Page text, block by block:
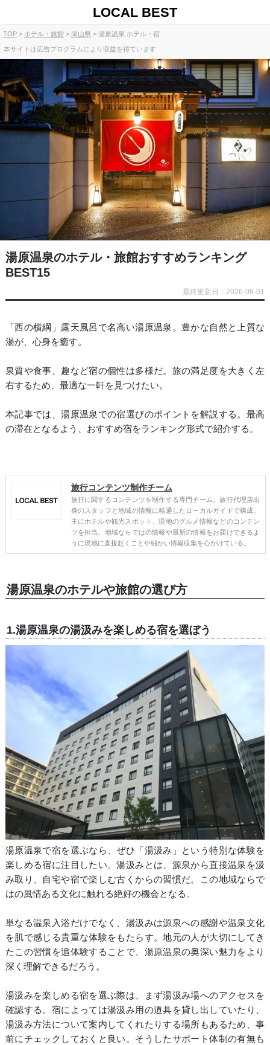
LOCAL BEST
TOP ホテル・旅館 岡山県 湯原温泉 ホテル・宿
本サイトは広告プログラムにより収益を得ています
湯原温泉のホテル・旅館おすすめランキング
BEST15
最終更新日：2026-08-01
「西の横綱」露天風呂で名高い湯原温泉。豊かな自然と上質な
湯が、心身を癒す。
泉質や食事、趣など宿の個性は多様だ。旅の満足度を大きく左
右するため、最適な一軒を見つけたい。
本記事では、湯原温泉での宿選びのポイントを解説する。最高
の滞在となるよう、おすすめ宿をランキング形式で紹介する。
旅行コンテンツ制作チーム
旅行に関するコンテンツを制作する専門チーム。旅行代理店出
身のスタッフと地域の情報に精通したローカルガイドで構成。
主にホテルや観光スポット、現地のグルメ情報などのコンテン
ツを担当。地域ならではの情報や最新の情報をお届けできるよ
うに現地に直接赴くことや細かい情報収集を心がけている。
湯原温泉のホテルや旅館の選び方
1.湯原温泉の湯汲みを楽しめる宿を選ぼう
湯原温泉で宿を選ぶなら、ぜひ「湯汲み」という特別な体験を
楽しめる宿に注目したい。湯汲みとは、源泉から直接温泉を汲
み取り、自宅や宿で楽しむ古くからの習慣だ。この地域ならで
はの風情ある文化に触れる絶好の機会となる。
単なる温泉入浴だけでなく、湯汲みは源泉への感謝や温泉文化
を肌で感じる貴重な体験をもたらす。地元の人が大切にしてき
たこの習慣を追体験することで、湯原温泉の奥深い魅力をより
深く理解できるだろう。
湯汲みを楽しめる宿を選ぶ際は、まず湯汲み場へのアクセスを
確認する。宿によっては湯汲み用の道具を貸し出していたり、
湯汲み方法について案内してくれたりする場所もあるため、事
前にチェックしておくと良い。そうしたサポート体制の有無も